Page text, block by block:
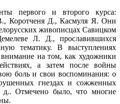
первого и второго курса:
Коротченя Д., Касмуля Я. Они
живописцах Савицком
Л. Д., прославившихся
тематику. В выступлениях
внимание на том, как художники
а затем после войны
боль и свои воспоминания: о
гнездах и сожженных
Отмечено было, что многие